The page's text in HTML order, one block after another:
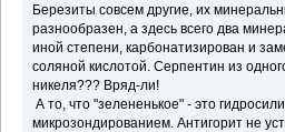
Березиты совсем другие, их
разнообразен, а здесь всего два
иной степени, карбонатизирован и
соляной кислотой. Серпентин из
никеля??? Вряд-ли!
А то, что "зелененькое" - это
микрозондированием. Антигорит не